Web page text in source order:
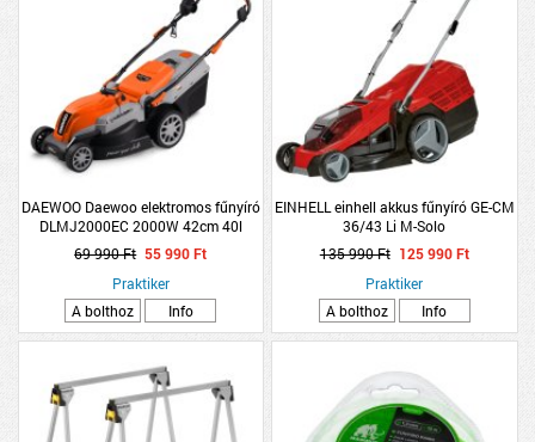
DAEWOO Daewoo elektromos fűnyíró
DLMJ2000EC 2000W 42cm 40l
69 990 Ft 55 990 Ft
Praktiker
A bolthoz
Info
EINHELL einhell akkus fűnyíró GE-CM
36/43 Li M-Solo
135 990 Ft 125 990 Ft
Praktiker
A bolthoz
Info